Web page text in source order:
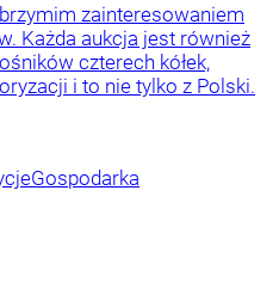
zainteresowaniem
Każda aukcja jest również
czterech kółek,
i to nie tylko z Polski.
Gospodarka